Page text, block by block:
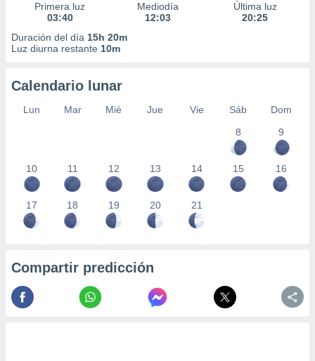
Primera luz
03:40
Mediodía
12:03
Última luz
20:25
Duración del día 15h 20m
Luz diurna restante 10m
Calendario lunar
Lun Mar Mié Jue Vie Sáb
Dom
8
9
10 11 12 13 14 15 16
17 18 19 20 21
Compartir predicción